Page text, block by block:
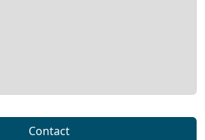
Contact